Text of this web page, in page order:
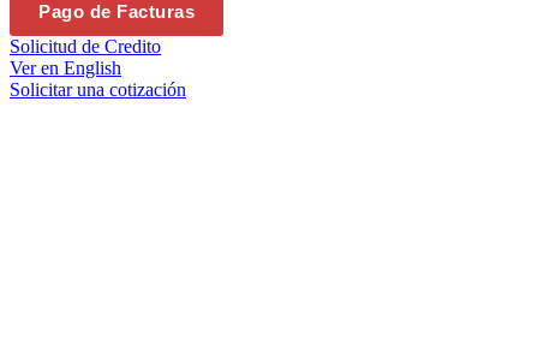
Pago de Facturas
Solicitud de Credito
Ver en English
Solicitar una cotización